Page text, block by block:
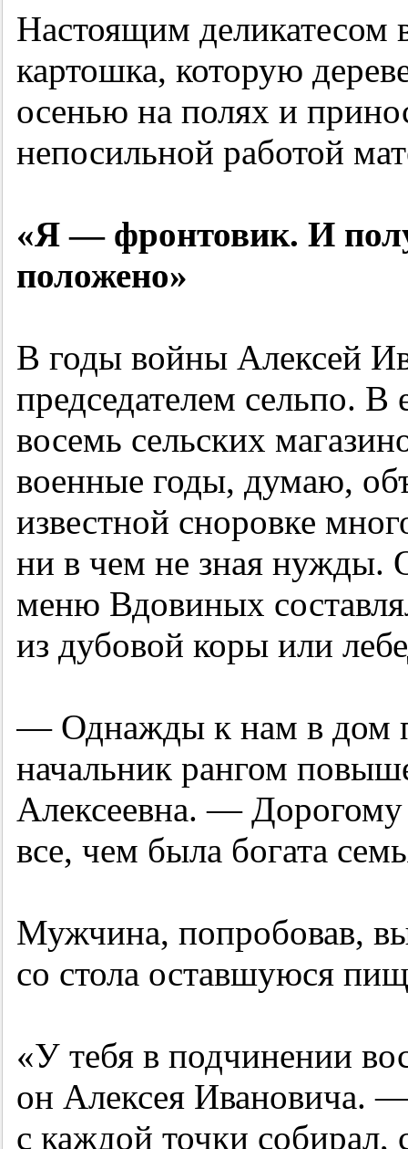
Настоящим деликатесом
картошка, которую
осенью на полях и
непосильной работой
«Я — фронтовик. И
положено»
В годы войны Алексей
председателем сельпо.
восемь сельских
военные годы, думаю,
известной сноровке
ни в чем не зная нужды.
меню Вдовиных
из дубовой коры или
— Однажды к нам в дом
начальник рангом
Алексеевна. — Дорогому
все, чем была богата
Мужчина, попробовав,
со стола оставшуюся
«У тебя в подчинении
он Алексея Ивановича.
с каждой точки